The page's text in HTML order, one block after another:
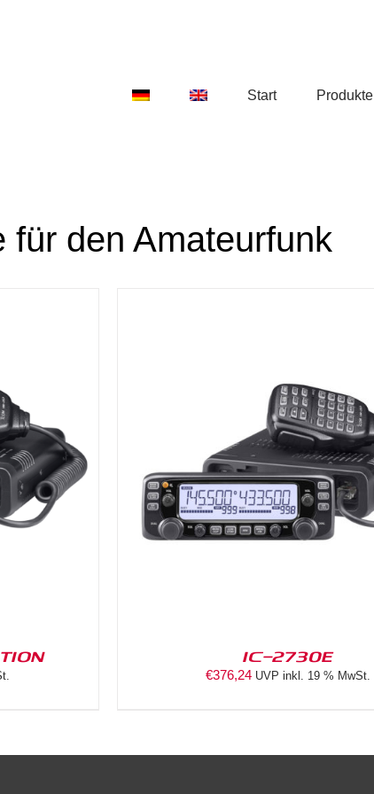
Start Produkte
für den Amateurfunk
IC-2730E
€376,24 UVP inkl. 19 % MwSt.
DETAILS